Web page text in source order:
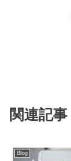
関連記事
Blog